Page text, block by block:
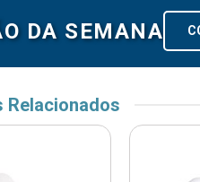
DA SEMANA
Relacionados